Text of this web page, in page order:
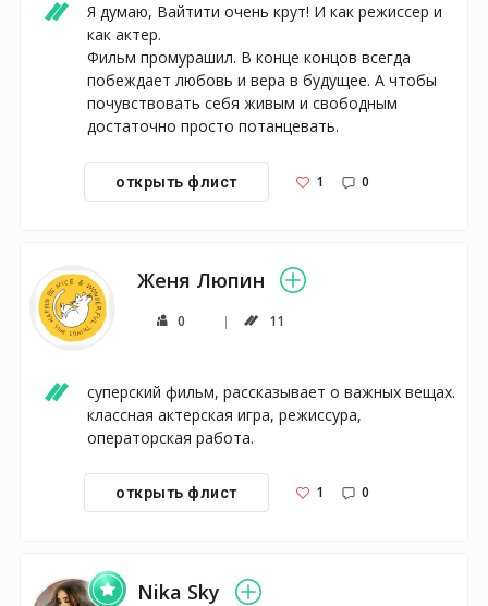
Я думаю, Вайтити очень крут! И как режиссер и
как актер.
Фильм промурашил. В конце концов всегда
побеждает любовь и вера в будущее. А чтобы
почувствовать себя живым и свободным
достаточно просто потанцевать.
открыть флист 1 0
Женя Люпин
0 11
суперский фильм, рассказывает о важных вещах.
классная актерская игра, режиссура,
операторская работа.
открыть флист 1 0
Nika Sky